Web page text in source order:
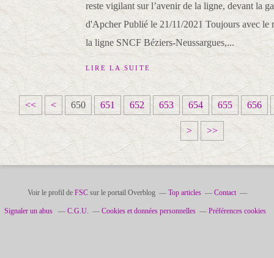
reste vigilant sur l’avenir de la ligne, devant la
d'Apcher Publié le 21/11/2021 Toujours avec le
la ligne SNCF Béziers-Neussargues,...
LIRE LA SUITE
<< <
6
6
6
6
6
650 651 652 653 654 655 656
> >>
Voir le profil de FSCsur le portail Overblog Top articles Contact
Signaler un abus C.G.U. Cookies et données personnelles Préférences cookies